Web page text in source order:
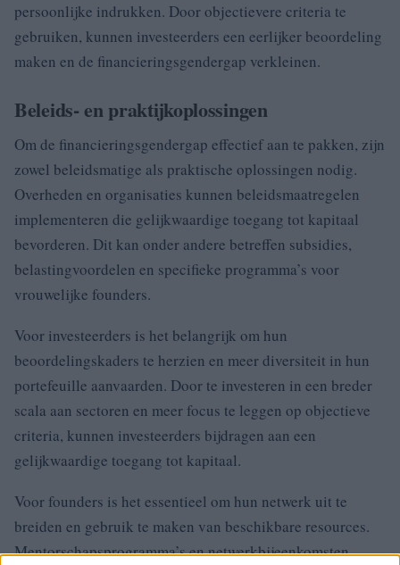
persoonlijke indrukken. Door objectievere criteria te
gebruiken, kunnen investeerders een eerlijker beoordeling
maken en de financieringsgendergap verkleinen.
Beleids- en praktijkoplossingen
Om de financieringsgendergap effectief aan te pakken, zijn
zowel beleidsmatige als praktische oplossingen nodig.
Overheden en organisaties kunnen beleidsmaatregelen
implementeren die gelijkwaardige toegang tot kapitaal
bevorderen. Dit kan onder andere betreffen subsidies,
belastingvoordelen en specifieke programma’s voor
vrouwelijke founders.
Voor investeerders is het belangrijk om hun
beoordelingskaders te herzien en meer diversiteit in hun
portefeuille aanvaarden. Door te investeren in een breder
scala aan sectoren en meer focus te leggen op objectieve
criteria, kunnen investeerders bijdragen aan een
gelijkwaardige toegang tot kapitaal.
Voor founders is het essentieel om hun netwerk uit te
breiden en gebruik te maken van beschikbare resources.
Mentorschapsprogramma’s en netwerkbijeenkomsten